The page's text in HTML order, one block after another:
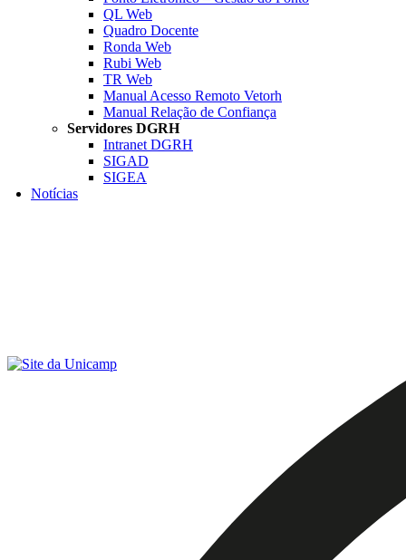
QL Web
Quadro Docente
Ronda Web
Rubi Web
TR Web
Manual Acesso Remoto Vetorh
Manual Relação de Confiança
Servidores DGRH
Intranet DGRH
SIGAD
SIGEA
Notícias